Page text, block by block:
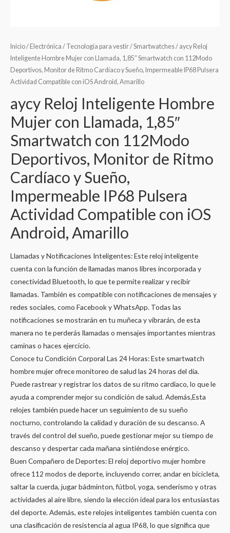
Inicio/ Electrónica / Tecnología para vestir/Smartwatches/ aycy Reloj
Inteligente Hombre Mujer con Llamada, 1,85″ Smartwatch con 112Modo
Deportivos, Monitor de Ritmo Cardíaco y Sueño, Impermeable IP68 Pulsera
Actividad Compatible con iOS Android, Amarillo
aycy Reloj Inteligente Hombre
Mujer con Llamada, 1,85″
Smartwatch con 112Modo
Deportivos, Monitor de Ritmo
Cardíaco y Sueño,
Impermeable IP68 Pulsera
Actividad Compatible con iOS
Android, Amarillo
Llamadas y Notificaciones Inteligentes: Este reloj inteligente
cuenta con la función de llamadas manos libres incorporada y
conectividad Bluetooth, lo que te permite realizar y recibir
llamadas. También es compatible con notificaciones de mensajes y
redes sociales, como Facebook y WhatsApp. Todas las
notificaciones se mostrarán en tu muñeca y vibrarán, de esta
manera no te perderás llamadas o mensajes importantes mientras
caminas o haces ejercicio.
Conoce tu Condición Corporal Las 24 Horas: Este smartwatch
hombre mujer ofrece monitoreo de salud las 24 horas del día.
Puede rastrear y registrar los datos de su ritmo cardíaco, lo que le
ayuda a comprender mejor su condición de salud. Además,Esta
relojes también puede hacer un seguimiento de su sueño
nocturno, controlando la calidad y duración de su descanso. A
través del control del sueño, puede gestionar mejor su tiempo de
descanso y despertar cada mañana sintiéndose enérgico.
Buen Compañero de Deportes: El reloj deportivo mujer hombre
ofrece 112 modos de deporte, incluyendo correr, andar en bicicleta,
saltar la cuerda, jugar bádminton, fútbol, yoga, senderismo y otras
actividades al aire libre, siendo la elección ideal para los entusiastas
del deporte. Además, este relojes inteligentes también cuenta con
una clasificación de resistencia al agua IP68, lo que significa que